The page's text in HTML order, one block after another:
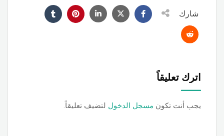
شارك
اترك تعليقاً
يجب أنت تكون مسجل الدخول لتضيف تعليقاً.